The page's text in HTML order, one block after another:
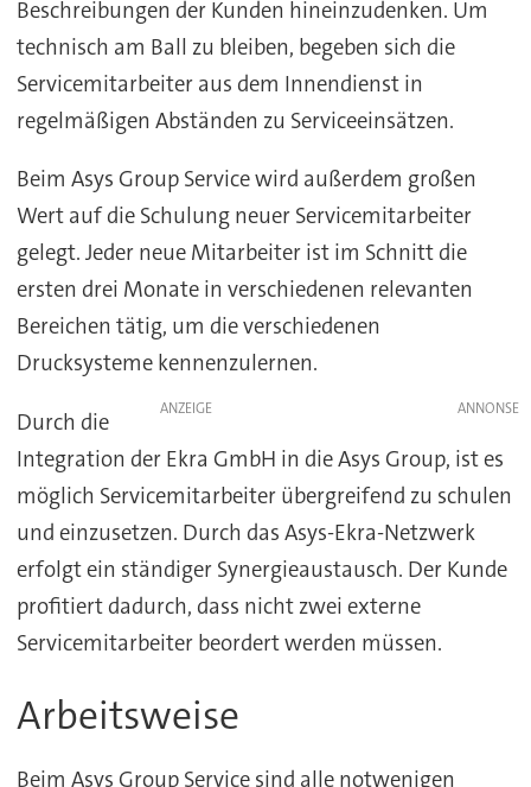
Beschreibungen der Kunden hineinzudenken. Um
technisch am Ball zu bleiben, begeben sich die
Servicemitarbeiter aus dem Innendienst in
regelmäßigen Abständen zu Serviceeinsätzen.
Beim Asys Group Service wird außerdem großen
Wert auf die Schulung neuer Servicemitarbeiter
gelegt. Jeder neue Mitarbeiter ist im Schnitt die
ersten drei Monate in verschiedenen relevanten
Bereichen tätig, um die verschiedenen
Drucksysteme kennenzulernen.
ANZEIGE
Durch die
Integration der Ekra GmbH in die Asys Group, ist es
möglich Servicemitarbeiter übergreifend zu schulen
und einzusetzen. Durch das Asys-Ekra-Netzwerk
erfolgt ein ständiger Synergieaustausch. Der Kunde
profitiert dadurch, dass nicht zwei externe
Servicemitarbeiter beordert werden müssen.
Arbeitsweise
Beim Asys Group Service sind alle notwenigen